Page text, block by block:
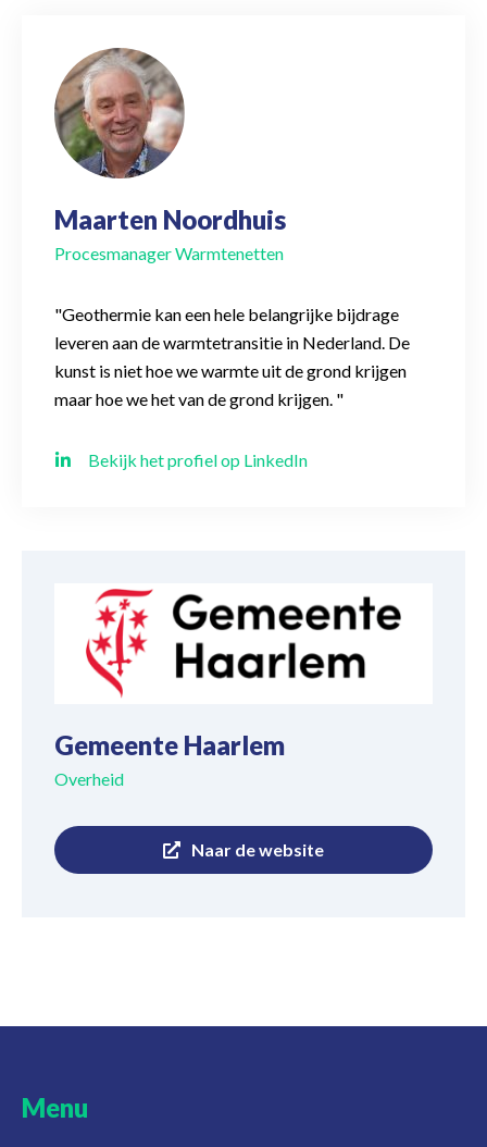
Maarten Noordhuis
Procesmanager Warmtenetten
"Geothermie kan een hele belangrijke bijdrage
leveren aan de warmtetransitie in Nederland. De
kunst is niet hoe we warmte uit de grond krijgen
maar hoe we het van de grond krijgen. "
Bekijk het profiel op LinkedIn
Gemeente Haarlem
Overheid
Naar de website
Menu